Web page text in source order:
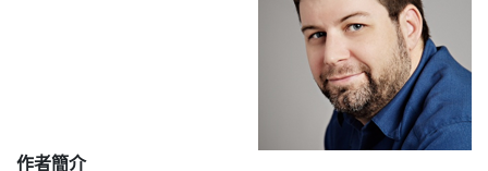
作者簡介